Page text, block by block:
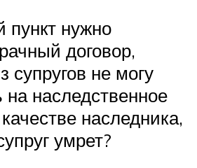
пункт нужно
договор,
супругов не могу
на наследственное
наследника,
умрет?